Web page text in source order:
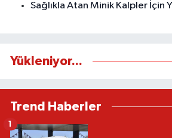
Sağlıkla Atan Minik Kalpler İçin
Yükleniyor...
Trend Haberler
1